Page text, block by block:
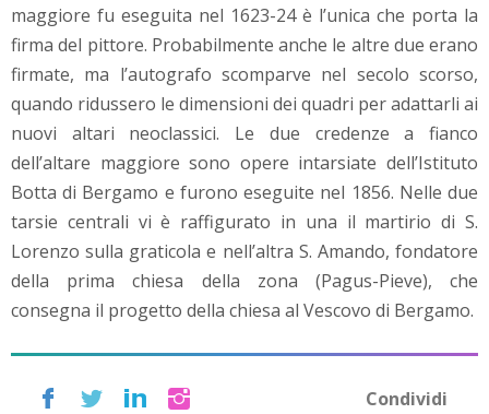
maggiore fu eseguita nel 1623-24 è l’unica che porta la
firma del pittore. Probabilmente anche le altre due erano
firmate, ma l’autografo scomparve nel secolo scorso,
quando ridussero le dimensioni dei quadri per adattarli ai
nuovi altari neoclassici. Le due credenze a fianco
dell’altare maggiore sono opere intarsiate dell’Istituto
Botta di Bergamo e furono eseguite nel 1856. Nelle due
tarsie centrali vi è raffigurato in una il martirio di S.
Lorenzo sulla graticola e nell’altra S. Amando, fondatore
della prima chiesa della zona (Pagus-Pieve), che
consegna il progetto della chiesa al Vescovo di Bergamo.
Condividi